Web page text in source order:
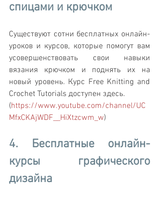
спицами и крючком
Существуют сотни бесплатных онлайн-
уроков и курсов, которые помогут вам
усовершенствовать свои навыки
вязания крючком и поднять их на
новый уровень. Курс Free Knitting and
Crochet Tutorials доступен здесь.
(https://www.youtube.com/channel/UC
MfxCKAjWDF__HiXtzcwm_w)
4. Бесплатные онлайн-
курсы графического
дизайна